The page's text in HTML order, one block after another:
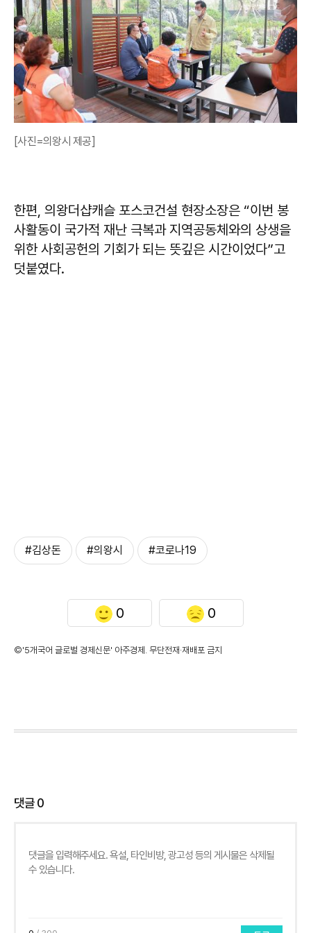
[사진=의왕시 제공]
한편, 의왕더샵캐슬 포스코건설 현장소장은 “이번 봉
사활동이 국가적 재난 극복과 지역공동체와의 상생을
위한 사회공헌의 기회가 되는 뜻깊은 시간이었다”고
덧붙였다.
#김상돈 #의왕시 #코로나19
0 0
©'5개국어 글로벌 경제신문' 아주경제. 무단전재·재배포 금지
댓글0